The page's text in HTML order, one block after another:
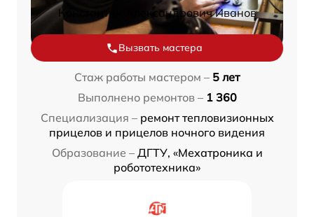
Константин Александрович Иванов
Вызвать мастера
Стаж работы мастером – 5 лет
Выполнено ремонтов – 1 360
Специализация – ремонт тепловизионных
прицелов и прицелов ночного видения
Образование – ДГТУ, «Мехатроника и
робототехника»